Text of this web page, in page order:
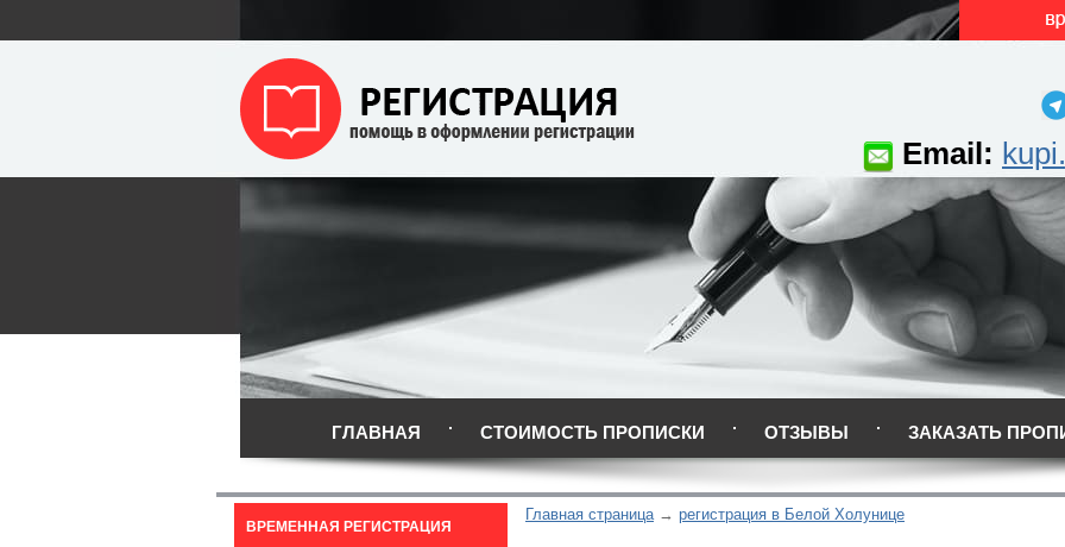
Email:
ГЛАВНАЯ СТОИМОСТЬ ПРОПИСКИ ОТЗЫВЫ ЗАКАЗАТЬ
Главная страница регистрация в Белой Холунице
ВРЕМЕННАЯ РЕГИСТРАЦИЯ